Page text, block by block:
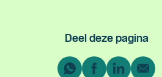
Deel deze pagina